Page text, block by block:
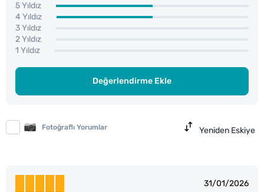
5 Yıldız
4 Yıldız
3 Yıldız
2 Yıldız
1 Yıldız
Değerlendirme Ekle
Fotoğraflı Yorumlar Yeniden Eskiye
31/01/2026